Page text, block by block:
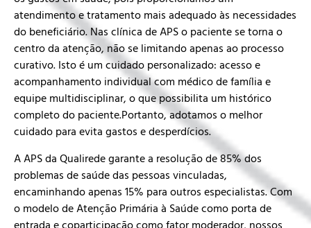
atendimento e tratamento mais adequado às necessidades
do beneficiário. Nas clínica de APS o paciente se torna o
centro da atenção, não se limitando apenas ao processo
curativo. Isto é um cuidado personalizado: acesso e
acompanhamento individual com médico de família e
equipe multidisciplinar, o que possibilita um histórico
completo do paciente.Portanto, adotamos o melhor
cuidado para evita gastos e desperdícios.
A APS da Qualirede garante a resolução de 85% dos
problemas de saúde das pessoas vinculadas,
encaminhando apenas 15% para outros especialistas. Com
o modelo de Atenção Primária à Saúde como porta de
entrada e coparticipação como fator moderador, nossos